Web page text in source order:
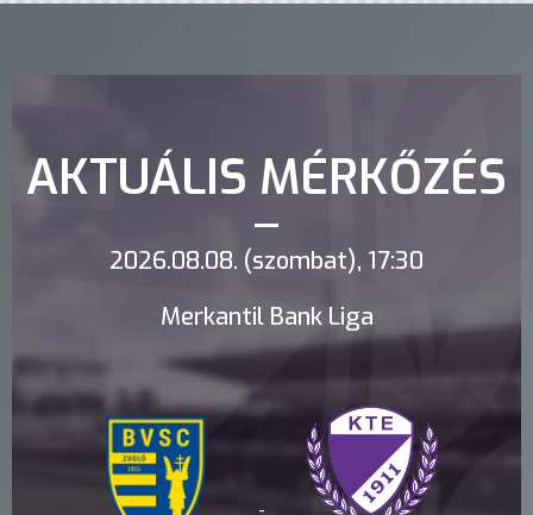
AKTUÁLIS MÉRKŐZÉS
2026.08.08. (szombat), 17:30
Merkantil Bank Liga
-